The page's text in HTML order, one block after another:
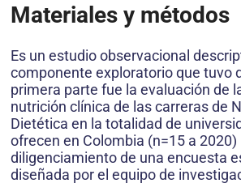
Materiales y métodos
Es un estudio observacional
componente exploratorio que tuvo
primera parte fue la evaluación de
nutrición clínica de las carreras de
Dietética en la totalidad de
ofrecen en Colombia (n=15 a 2020)
diligenciamiento de una encuesta
diseñada por el equipo de